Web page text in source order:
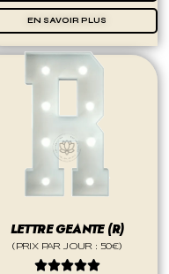
EN SAVOIR PLUS
LETTRE GEANTE (R)
(PRIX PAR JOUR : 50€)
